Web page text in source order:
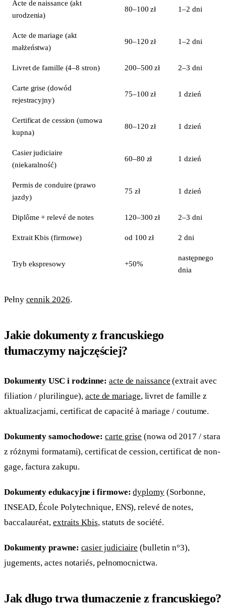
Acte de naissance (akt
urodzenia)
80–100 zł 1–2 dni
Acte de mariage (akt
małżeństwa)
90–120 zł 1–2 dni
Livret de famille (4–8 stron) 200–500 zł 2–3 dni
Carte grise (dowód
rejestracyjny)
75–100 zł 1 dzień
Certificat de cession (umowa
kupna)
80–120 zł 1 dzień
Casier judiciaire
(niekaralność)
60–80 zł 1 dzień
Permis de conduire (prawo
jazdy)
75 zł 1 dzień
Diplôme + relevé de notes 120–300 zł 2–3 dni
Extrait Kbis (firmowe) od 100 zł 2 dni
Tryb ekspresowy +50%
następnego
dnia
Pełny cennik 2026.
Jakie dokumenty z francuskiego
tłumaczymy najczęściej?
Dokumenty USC i rodzinne: acte de naissance (extrait avec
filiation / plurilingue), acte de mariage, livret de famille z
aktualizacjami, certificat de capacité à mariage / coutume.
Dokumenty samochodowe: carte grise (nowa od 2017 / stara
z różnymi formatami), certificat de cession, certificat de non-
gage, factura zakupu.
Dokumenty edukacyjne i firmowe: dyplomy(Sorbonne,
INSEAD, École Polytechnique, ENS), relevé de notes,
baccalauréat, extraits Kbis, statuts de société.
Dokumenty prawne: casier judiciaire (bulletin n°3),
jugements, actes notariés, pełnomocnictwa.
Jak długo trwa tłumaczenie z francuskiego?